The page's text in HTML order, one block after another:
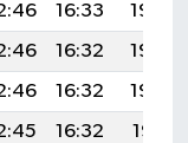
16:33
19:44
16:32
19:43
16:32
19:42
16:32
19:41